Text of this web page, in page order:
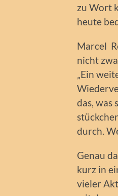
zu Wort
heute
Marcel
nicht
„Ein
das, was
durch.
Genau
kurz in
vieler